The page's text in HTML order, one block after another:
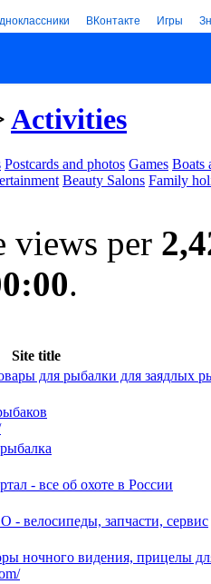
ВКонтакте Игры
Activities
Postcards and photos Games Boats
Beauty Salons Family
views per
.
Site title
для рыбалки для заядлых
- все об охоте в России
запчасти, сервис
ночного видения, прицелы